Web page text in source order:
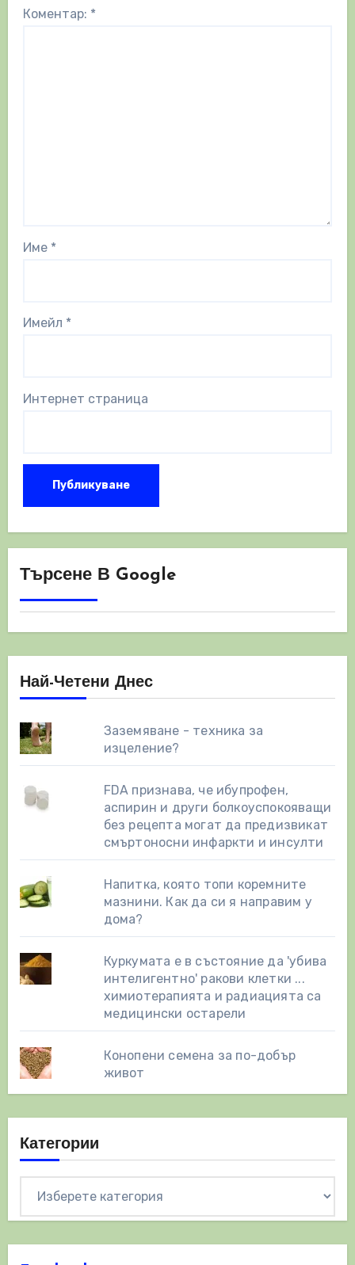
Коментар: *
Име *
Имейл *
Интернет страница
Търсене В Google
Най-Четени Днес
Заземяване - техника за
изцеление?
FDA признава, че ибупрофен,
аспирин и други болкоуспокояващи
без рецепта могат да предизвикат
смъртоносни инфаркти и инсулти
Напитка, която топи коремните
мазнини. Как да си я направим у
дома?
Куркумата е в състояние да 'убива
интелигентно' ракови клетки ...
химиотерапията и радиацията са
медицински остарели
Конопени семена за по-добър
живот
Категории